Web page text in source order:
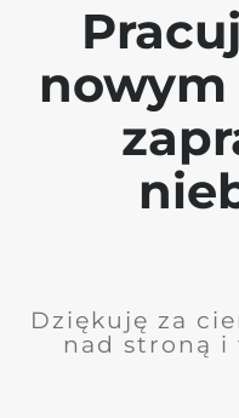
nowym
Dziękuję za
nad stroną i